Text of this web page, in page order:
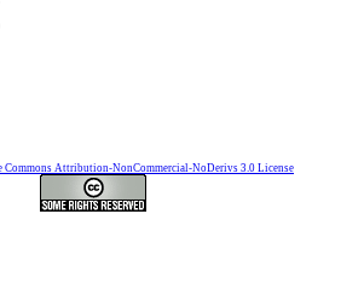
Commons Attribution-NonCommercial-NoDerivs 3.0 License